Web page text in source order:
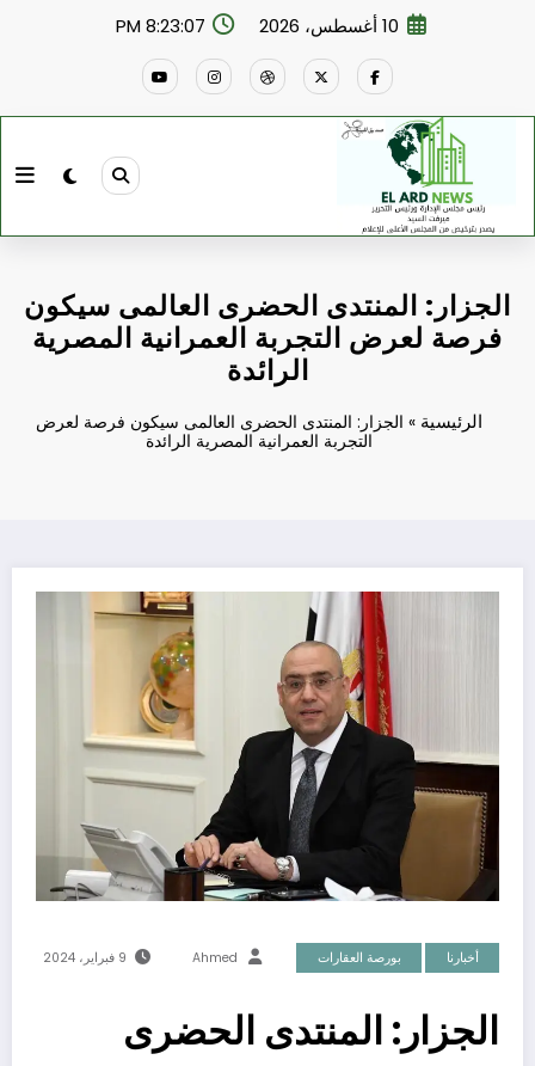
10 أغسطس، 2026 8:23:08 PM
الجزار: المنتدى الحضرى العالمى سيكون
فرصة لعرض التجربة العمرانية المصرية
الرائدة
الرئيسية » الجزار: المنتدى الحضرى العالمى سيكون فرصة لعرض
التجربة العمرانية المصرية الرائدة
أخبارنا بورصة العقارات Ahmed 9 فبراير، 2024
الجزار: المنتدى الحضرى